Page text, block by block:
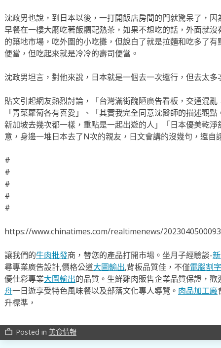
沈政男也說，到日本以後，一打開飯店房間的門就驚呆了，
早餐在一樓大廳吃著飯糰配熱茶，如果不想吃的話，外面就
的築地市場，吃外圍的小吃攤，但說白了就是拉麵和吃多了
便當，但吃起來就是冷冷的壽司便當。
沈政男坦言，對他來說，日本就是一個去一次還行，但去太
貼文引起網友熱烈討論，「台灣滿街醜陋廣告看板，交通混
「青菜蘿蔔各有喜愛」、「其實我完全同意沈醫師的描述觀
新加坡去幾次都一樣，重點是一起出遊的人」「日本優美乾
意，身邊一堆日本去了N次的親友，日文會講的沒幾句，還自
#
#
#
#
#
https://www.chinatimes.com/realtimenews/
讓我們的牛肉批發商，替您的產品打開市場。坐月子經驗談-
尋專業廣告設計,價格公道大圖輸出,背板品質佳，不僅電腦割字
優仕彩專業大圖輸出的品質。生鮮雞肉販售企業品質保證，歡
舟一日遊享受特色風味餐以及部落文化專人導覽。 肉品加工廠
升標準，
work_outline Posted in 美食情報